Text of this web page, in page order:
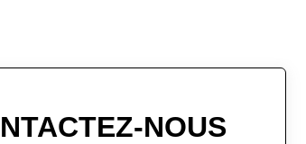
NOUS